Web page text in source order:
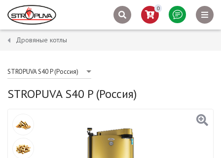
0
Дровяные котлы
STROPUVA S40 P (Россия)
STROPUVA S40 P (Россия)